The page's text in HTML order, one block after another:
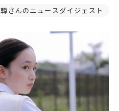
韓さんのニュースダイジェスト